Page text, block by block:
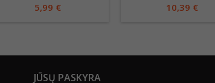
5,99 € 10,39 €
JŪSŲ PASKYRA